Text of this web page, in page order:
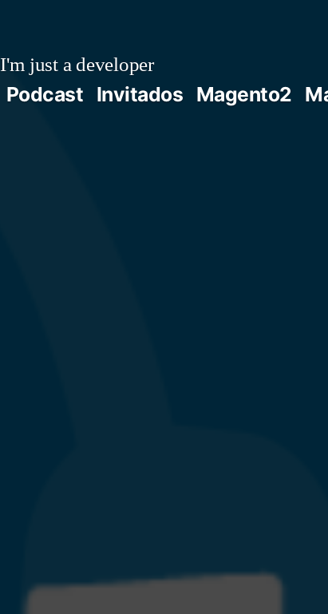
I'm just a developer
Podcast Invitados Magento2